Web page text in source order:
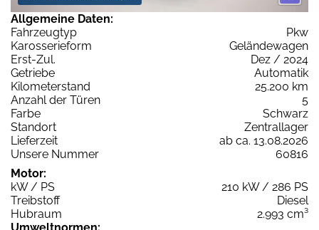
Allgemeine Daten:
Fahrzeugtyp
Pkw
Karosserieform
Geländewagen
Erst-Zul.
Dez / 2024
Getriebe
Automatik
Kilometerstand
25.200 km
Anzahl der Türen
5
Farbe
Schwarz
Standort
Zentrallager
Lieferzeit
ab ca. 13.08.2026
Unsere Nummer
60816
Motor:
kW / PS
210 kW / 286 PS
Treibstoff
Diesel
Hubraum
2.993 cm³
Umweltnormen: